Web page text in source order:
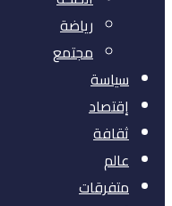
رياضة
مجتمع
سياسة
إقتصاد
ثقافة
عالم
متفرقات